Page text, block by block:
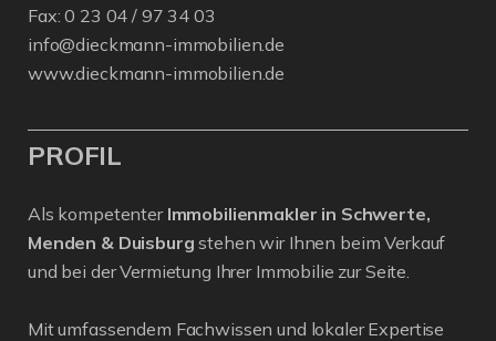
Fax: 0 23 04 / 97 34 03
info@dieckmann-immobilien.de
www.dieckmann-immobilien.de
PROFIL
Als kompetenter Immobilienmakler in Schwerte,
Menden & Duisburg stehen wir Ihnen beim Verkauf
und bei der Vermietung Ihrer Immobilie zur Seite.
Mit umfassendem Fachwissen und lokaler Expertise